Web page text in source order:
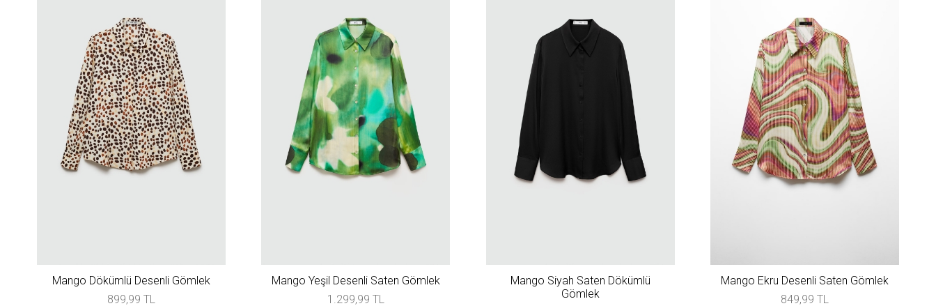
Mango Dökümlü Desenli Gömlek
899,99 TL
Mango Yeşil Desenli Saten Gömlek
1.299,99 TL
Mango Siyah Saten Dökümlü
Gömlek
Mango Ekru Desenli Saten Gömlek
849,99 TL